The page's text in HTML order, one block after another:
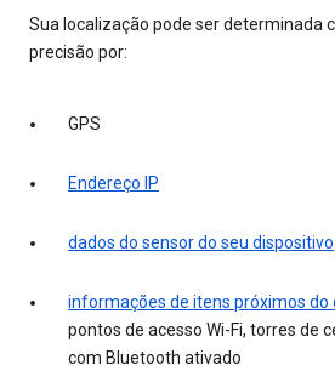
Sua localização pode ser determinada
precisão por:
GPS
Endereço IP
dados do sensor do seu dispositivo
informações de itens próximos do
pontos de acesso Wi-Fi, torres de
com Bluetooth ativado